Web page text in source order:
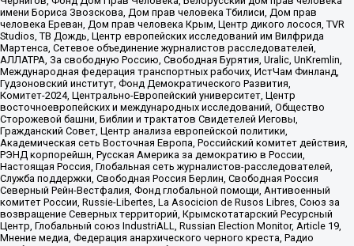
имени Бориса Звозскова, Дом прав человека Тбилиси, Дом прав
человека Ереван, Дом прав человека Крым, Центр дикого лосося, TVR
Studios, ТВ Дождь, Центр европейских исследований им Вилфрида
Мартенса, Сетевое объединение журналистов расследователей,
АЛЛАТРА, За свободную Россию, Свободная Бурятия, Uralic, UnKremlin,
Международная федерация транспортных рабочих, ИстЧам Финланд,
Гудзоновский институт, Фонд Демократического Развития,
Комитет-2024, Центрально-Европейский университет, Центр
восточноевропейских и международных исследований, Общество
Сторожевой башни, Библии и трактатов Свидетелей Иеговы,
Гражданский Совет, Центр анализа европейской политики,
Академическая сеть Восточная Европа, Российский комитет действия,
РЭНД корпорейшн, Русская Америка за демократию в России,
Настоящая Россия, Глобальная сеть журналистов-расследователей,
Служба поддержки, Свободная Россия Берлин, Свободная Россия
Северный Рейн-Вестфалия, Фонд глобальной помощи, Антивоенный
комитет России, Russie-Libertes, La Asocicion de Rusos Libres, Союз за
возвращение Северных территорий, Крымскотатарский Ресурсный
Центр, Глобальный союз IndustriALL, Russian Election Monitor, Article 19,
Мнение медиа, Федерация анархического черного креста, Радио